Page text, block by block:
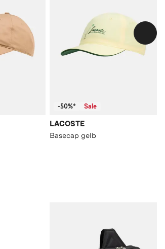
-50%* Sale
LACOSTE
Basecap gelb